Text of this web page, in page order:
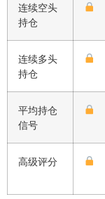
连续空头
持仓
连续多头
持仓
平均持仓
信号
高级评分